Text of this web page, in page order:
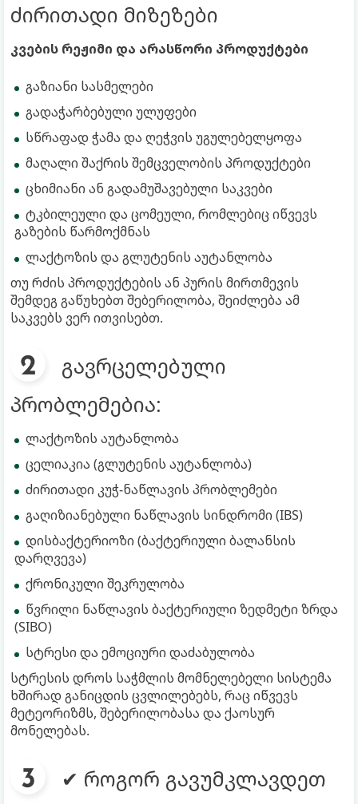
ძირითადი მიზეზები
კვების რეჟიმი და არასწორი პროდუქტები
გაზიანი სასმელები
გადაჭარბებული ულუფები
სწრაფად ჭამა და ღეჭვის უგულებელყოფა
მაღალი შაქრის შემცველობის პროდუქტები
ცხიმიანი ან გადამუშავებული საკვები
ტკბილეული და ცომეული, რომლებიც იწვევს
გაზების წარმოქმნას
ლაქტოზის და გლუტენის აუტანლობა
თუ რძის პროდუქტების ან პურის მირთმევის
შემდეგ გაწუხებთ შებერილობა, შეიძლება ამ
საკვებს ვერ ითვისებთ.
გავრცელებული
პრობლემებია:
ლაქტოზის აუტანლობა
ცელიაკია (გლუტენის აუტანლობა)
ძირითადი კუჭ-ნაწლავის პრობლემები
გაღიზიანებული ნაწლავის სინდრომი (IBS)
დისბაქტერიოზი (ბაქტერიული ბალანსის
დარღვევა)
ქრონიკული შეკრულობა
წვრილი ნაწლავის ბაქტერიული ზედმეტი ზრდა
(SIBO)
სტრესი და ემოციური დაძაბულობა
სტრესის დროს საჭმლის მომნელებელი სისტემა
ხშირად განიცდის ცვლილებებს, რაც იწვევს
მეტეორიზმს, შებერილობასა და ქაოსურ
მონელებას.
✔ როგორ გავუმკლავდეთ